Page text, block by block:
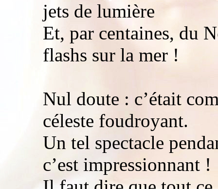
jets de lumière
Et, par centaines, du
flashs sur la mer !
Nul doute : c’était
céleste foudroyant.
Un tel spectacle
c’est impressionnant !